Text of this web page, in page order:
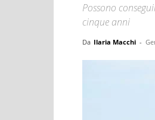
Possono
cinque anni
Da Ilaria Macchi -